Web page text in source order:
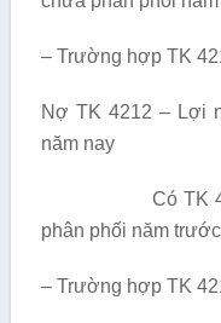
– Trường hợp TK
Nợ TK 4212 – Lợi
năm nay
Có TK 4211 –
phân phối năm
– Trường hợp TK